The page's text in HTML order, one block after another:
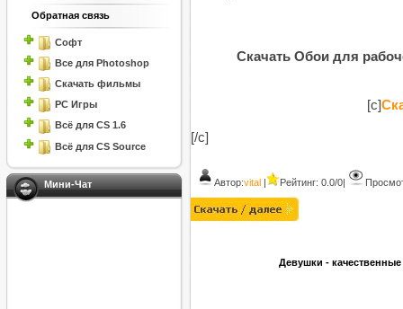
Обратная связь
Софт
Все для Photoshop
Скачать фильмы
PC Игры
Всё для CS 1.6
Всё для CS Source
Мини-Чат
Скачать Обои для
[c]
[/c]
Автор:vital | Рейтинг: 0.0/0|
Девушки - качественные